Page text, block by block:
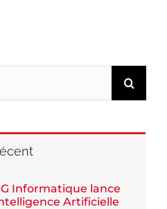
Informatique lance
Artificielle